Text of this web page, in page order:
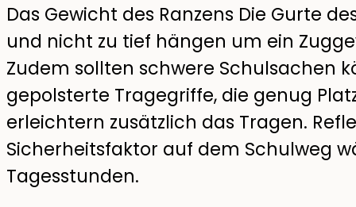
Das Gewicht des Ranzens Die Gurte
und nicht zu tief hängen um ein
Zudem sollten schwere Schulsachen
gepolsterte Tragegriffe, die genug
erleichtern zusätzlich das Tragen.
Sicherheitsfaktor auf dem Schulweg
Tagesstunden.